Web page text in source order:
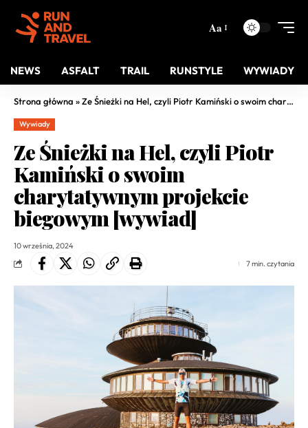
Aa
NEWS ASFALT TRAIL RUNSTYLE WYWIADY
Strona główna »Ze Śnieżki na Hel, czyli Piotr Kamiński o swoim charytatywnym projekcie biegowym [wywiad]
Wywiady
Ze Śnieżki na Hel, czyli Piotr
Kamiński o swoim
charytatywnym projekcie
biegowym [wywiad]
10 września, 2024
7 min. czytania